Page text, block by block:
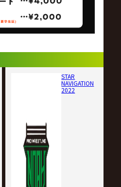
STAR
NAVIGATION
2022